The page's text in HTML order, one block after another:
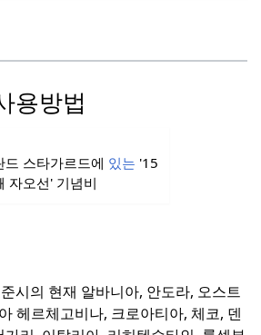
용방법
드 스타가르드에 있는 '15
자오선' 기념비
시의 현재 알바니아, 안도라, 오스트
헤르체고비나, 크로아티아, 체코, 덴